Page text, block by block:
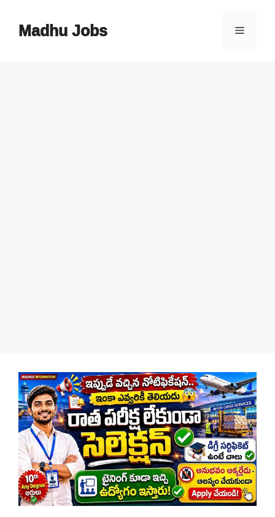
contentMadhu Jobs Menu